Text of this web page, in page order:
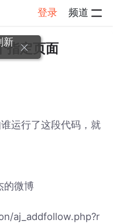
登录 频道
指定页面
运行了这段代码，就
微博
aj_addfollow.php?r
新